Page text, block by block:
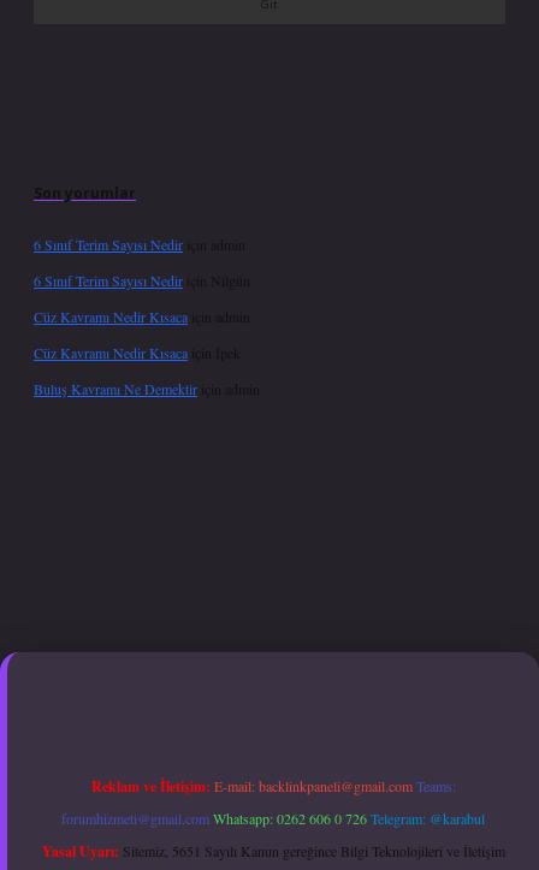
Son yorumlar
6 Sınıf Terim Sayısı Nedir için
admin
6 Sınıf Terim Sayısı Nedir için Nilgün
Cüz Kavramı Nedir Kısaca için
admin
Cüz Kavramı Nedir Kısaca için İpek
Buluş Kavramı Ne Demektir için admin
giriş adresi güncellendibetexper.xyzhiltonbet güncel giriş
Reklam ve İletişim: E-mail:backlinkpaneli@gmail.com Teams:
forumhizmeti@gmail.comWhatsapp: 0262 606 0 726Telegram: @karabul
Yasal Uyarı: Sitemiz, 5651 Sayılı Kanun gereğince Bilgi Teknolojileri ve İletişim